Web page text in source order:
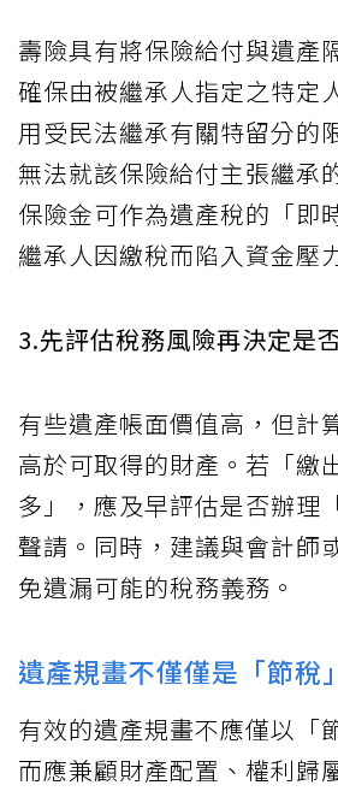
壽險具有將保險給付與遺產
確保由被繼承人指定之特定
用受民法繼承有關特留分的
無法就該保險給付主張繼承
保險金可作為遺產稅的「即
繼承人因繳稅而陷入資金壓
3.先評估稅務風險再決定是
有些遺產帳面價值高，但計
高於可取得的財產。若「繳
多」，應及早評估是否辦理
聲請。同時，建議與會計師
免遺漏可能的稅務義務。
遺產規畫不僅僅是「節稅
有效的遺產規畫不應僅以「
而應兼顧財產配置、權利歸